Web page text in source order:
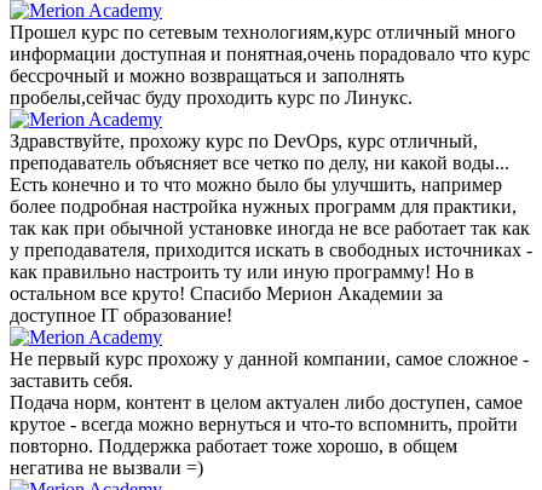
Прошел курс по сетевым технологиям,курс отличный много
информации доступная и понятная,очень порадовало что курс
бессрочный и можно возвращаться и заполнять
пробелы,сейчас буду проходить курс по Линукс.
Здравствуйте, прохожу курс по DevOps, курс отличный,
преподаватель объясняет все четко по делу, ни какой воды...
Есть конечно и то что можно было бы улучшить, например
более подробная настройка нужных программ для практики,
так как при обычной установке иногда не все работает так как
у преподавателя, приходится искать в свободных источниках -
как правильно настроить ту или иную программу! Но в
остальном все круто! Спасибо Мерион Академии за
доступное IT образование!
Не первый курс прохожу у данной компании, самое сложное -
заставить себя.
Подача норм, контент в целом актуален либо доступен, самое
крутое - всегда можно вернуться и что-то вспомнить, пройти
повторно. Поддержка работает тоже хорошо, в общем
негатива не вызвали =)